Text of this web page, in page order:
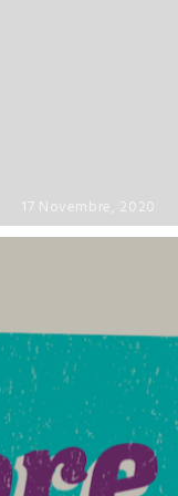
17 Novembre, 2020